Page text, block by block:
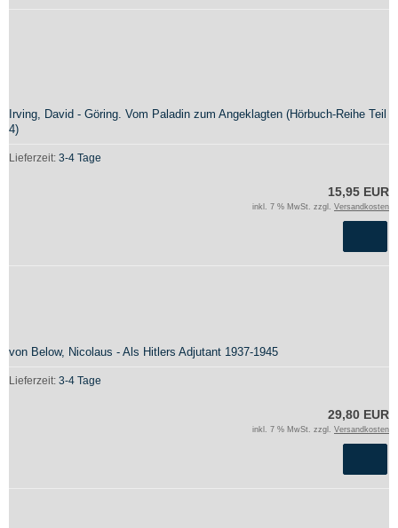
Irving, David - Göring. Vom Paladin zum Angeklagten (Hörbuch-Reihe Teil
4)
Lieferzeit: 3-4 Tage
15,95 EUR
inkl. 7 % MwSt. zzgl. Versandkosten
von Below, Nicolaus - Als Hitlers Adjutant 1937-1945
Lieferzeit: 3-4 Tage
29,80 EUR
inkl. 7 % MwSt. zzgl. Versandkosten